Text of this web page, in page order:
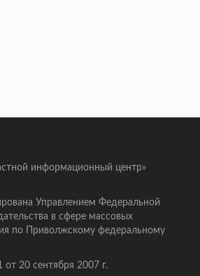
информационный центр»
Управлением Федеральной
в сфере массовых
по Приволжскому федеральному
20 сентября 2007 г.